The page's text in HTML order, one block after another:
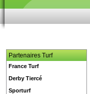
Partenaires Turf
France Turf
Derby Tiercé
Sporturf